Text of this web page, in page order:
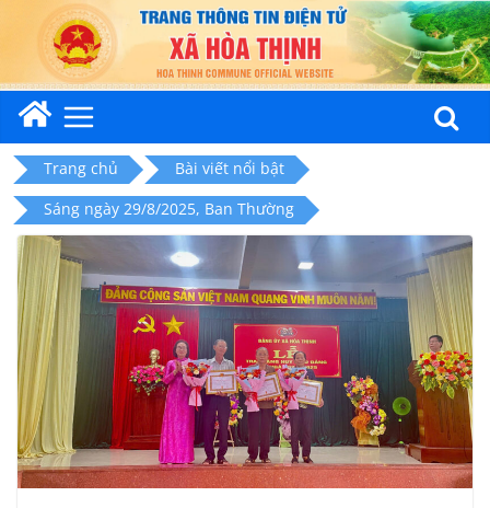
content
Trang chủ
Bài viết nổi bật
Sáng ngày 29/8/2025, Ban Thường